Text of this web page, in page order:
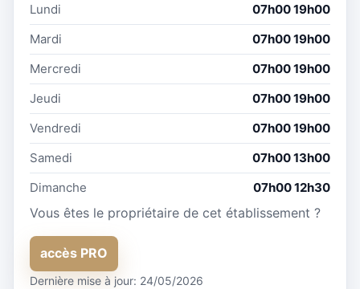
Lundi
07h00 19h00
Mardi
07h00 19h00
Mercredi
07h00 19h00
Jeudi
07h00 19h00
Vendredi
07h00 19h00
Samedi
07h00 13h00
Dimanche
07h00 12h30
Vous êtes le propriétaire de cet établissement ?
accès PRO
Dernière mise à jour: 24/05/2026